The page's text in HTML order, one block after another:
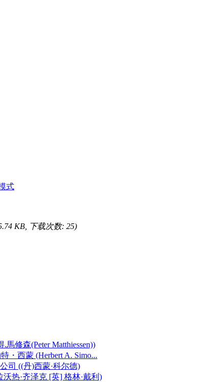
式
KB, 下载次数: 25)
修森(Peter Matthiessen))
・西蒙 (Herbert A. Simo...
司 ((丹)西蒙·科尔德)
热·齐泽克 [英] 格林·戴利)